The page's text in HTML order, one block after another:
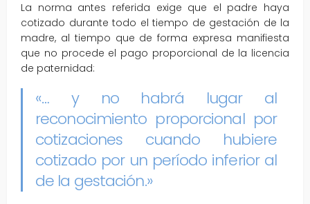
La norma antes referida exige que el padre haya
cotizado durante todo el tiempo de gestación de la
madre, al tiempo que de forma expresa manifiesta
que no procede el pago proporcional de la licencia
de paternidad:
«… y no habrá lugar al
reconocimiento proporcional por
cotizaciones cuando hubiere
cotizado por un período inferior al
de la gestación.»